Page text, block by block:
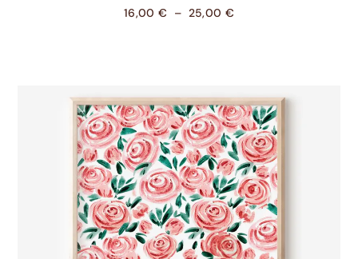
16,00 € – 25,00 €